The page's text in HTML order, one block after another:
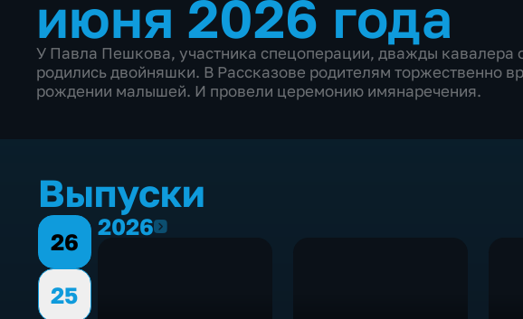
июня 2026 года
У Павла Пешкова, участника спецоперации, дважды кавалера
родились двойняшки. В Рассказове родителям торжественно
рождении малышей. И провели церемонию имянаречения.
Выпуски
26
25
20262026